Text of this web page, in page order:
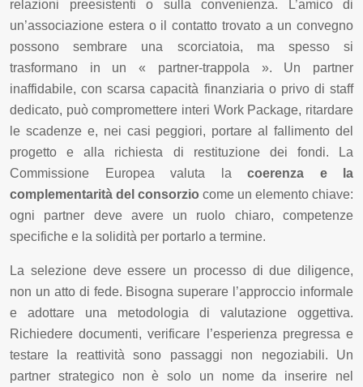
relazioni preesistenti o sulla convenienza. L’amico di
un’associazione estera o il contatto trovato a un convegno
possono sembrare una scorciatoia, ma spesso si
trasformano in un « partner-trappola ». Un partner
inaffidabile, con scarsa capacità finanziaria o privo di staff
dedicato, può compromettere interi Work Package, ritardare
le scadenze e, nei casi peggiori, portare al fallimento del
progetto e alla richiesta di restituzione dei fondi. La
Commissione Europea valuta la coerenza e la
complementarità del consorzio come un elemento chiave:
ogni partner deve avere un ruolo chiaro, competenze
specifiche e la solidità per portarlo a termine.
La selezione deve essere un processo di due diligence,
non un atto di fede. Bisogna superare l’approccio informale
e adottare una metodologia di valutazione oggettiva.
Richiedere documenti, verificare l’esperienza pregressa e
testare la reattività sono passaggi non negoziabili. Un
partner strategico non è solo un nome da inserire nel